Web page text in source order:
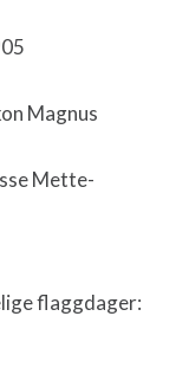
Magnus
Mette-
flaggdager: